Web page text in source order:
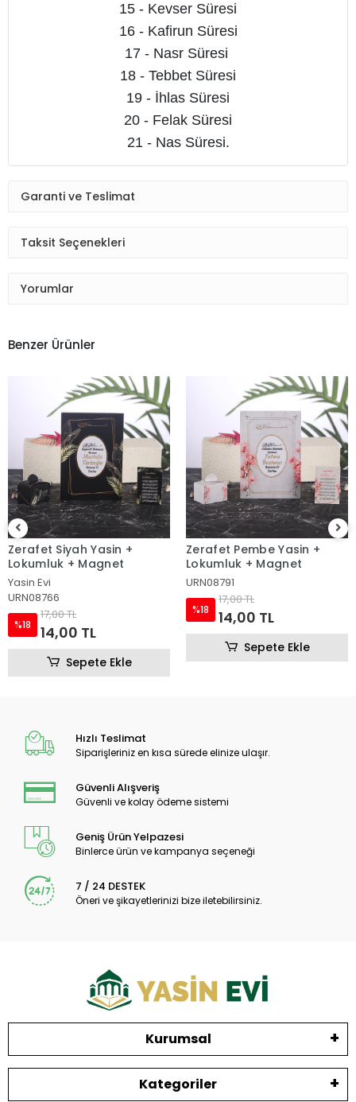
15 - Kevser Süresi
16 - Kafirun Süresi
17 - Nasr Süresi
18 - Tebbet Süresi
19 - İhlas Süresi
20 - Felak Süresi
21 - Nas Süresi.
Garanti ve Teslimat
Taksit Seçenekleri
Yorumlar
Benzer Ürünler
Zerafet Pembe Yasin +
Lokumluk + Magnet
URN08791
17,00 TL
14,00 TL
Sepete Ekle
Taç Pembe Yasin +
Lokumluk + Magnet
Yasin Evi
URN08523
%18
17,00 TL
14,00 TL
Sepete Ekle
Hızlı Teslimat
Siparişleriniz en kısa sürede elinize ulaşır.
Güvenli Alışveriş
Güvenli ve kolay ödeme sistemi
Geniş Ürün Yelpazesi
Binlerce ürün ve kampanya seçeneği
7 / 24 DESTEK
Öneri ve şikayetlerinizi bize iletebilirsiniz.
Kurumsal
Kategoriler